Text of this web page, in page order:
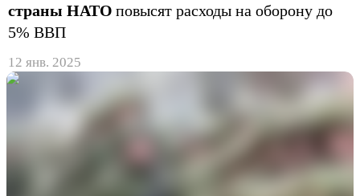
страны НАТО повысят расходы на оборону до
5% ВВП
12 янв. 2025